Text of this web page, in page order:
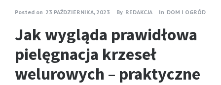
Posted on 23 PAŹDZIERNIKA, 2023 By REDAKCJA In DOM I OGRÓD
Jak wygląda prawidłowa
pielęgnacja krzeseł
welurowych – praktyczne